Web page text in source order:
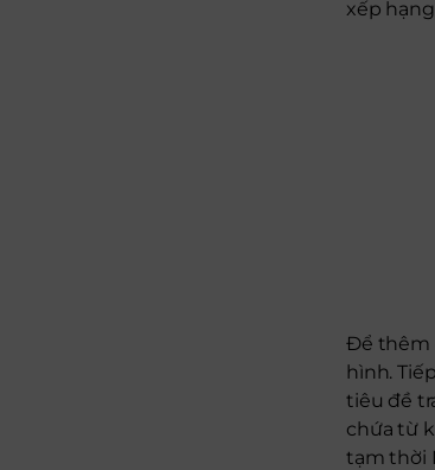
xếp
Để thêm
hình.
tiêu đề
chứa từ
tạm thời